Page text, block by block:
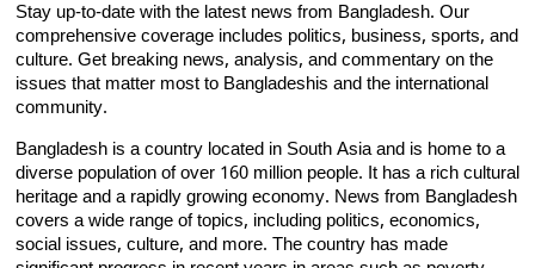
Stay up-to-date with the latest news from Bangladesh. Our
comprehensive coverage includes politics, business, sports, and
culture. Get breaking news, analysis, and commentary on the
issues that matter most to Bangladeshis and the international
community.
Bangladesh is a country located in South Asia and is home to a
diverse population of over 160 million people. It has a rich cultural
heritage and a rapidly growing economy. News from Bangladesh
covers a wide range of topics, including politics, economics,
social issues, culture, and more. The country has made